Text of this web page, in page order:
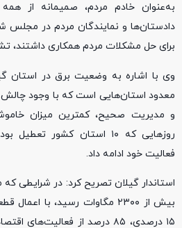
به‌عنوان خادم مردم، صمیمانه از
دادستان‌ها و نمایندگان مردم در مجلس
برای حل مشکلات مردم همکاری داشتند،
وی با اشاره به وضعیت برق در استان
معدود استان‌هایی است که با وجود چالش
و مدیریت صحیح، کمترین میزان
روزهایی که ۱۰ استان کشور
فعالیت خود ادامه داد.
استاندار گیلان تصریح کرد: در شرایطی
بیش از ۲۳۰۰ مگاوات رسید، با
۱۵ درصدی، ۸۵ درصد از